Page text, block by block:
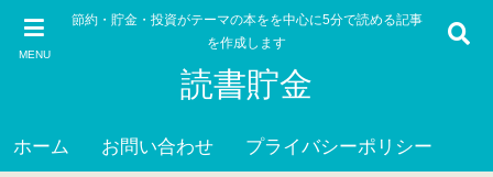
MENU
節約・貯金・投資がテーマの本をを中心に5分で読める記事
を作成します
読書貯金
ホーム お問い合わせ プライバシーポリシー